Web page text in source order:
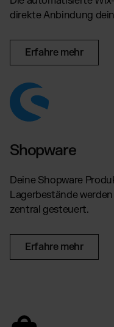
direkte Anbindung
Erfahre mehr
Shopware
Deine Shopware
Lagerbestände
zentral gesteuert.
Erfahre mehr